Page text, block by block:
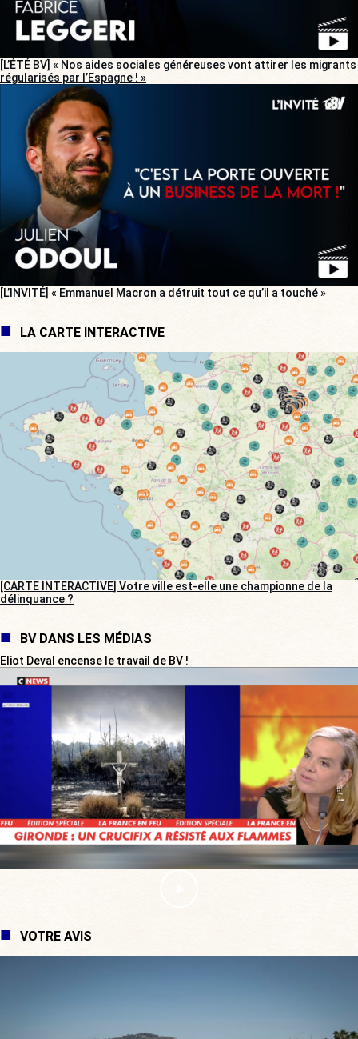
[L’ÉTÉ BV] « Nos aides sociales généreuses vont attirer les migrants
régularisés par l’Espagne ! »
[L’INVITÉ] « Emmanuel Macron a détruit tout ce qu’il a touché »
LA CARTE INTERACTIVE
[CARTE INTERACTIVE] Votre ville est-elle une championne de la
délinquance ?
BV DANS LES MÉDIAS
Eliot Deval encense le travail de BV !
VOTRE AVIS